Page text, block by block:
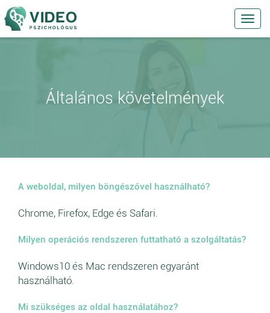
Általános követelmények
A weboldal, milyen böngészővel használható?
Chrome, Firefox, Edge és Safari.
Milyen operációs rendszeren futtatható a szolgáltatás?
Windows10 és Mac rendszeren egyaránt
használható.
Mi szükséges az oldal használatához?